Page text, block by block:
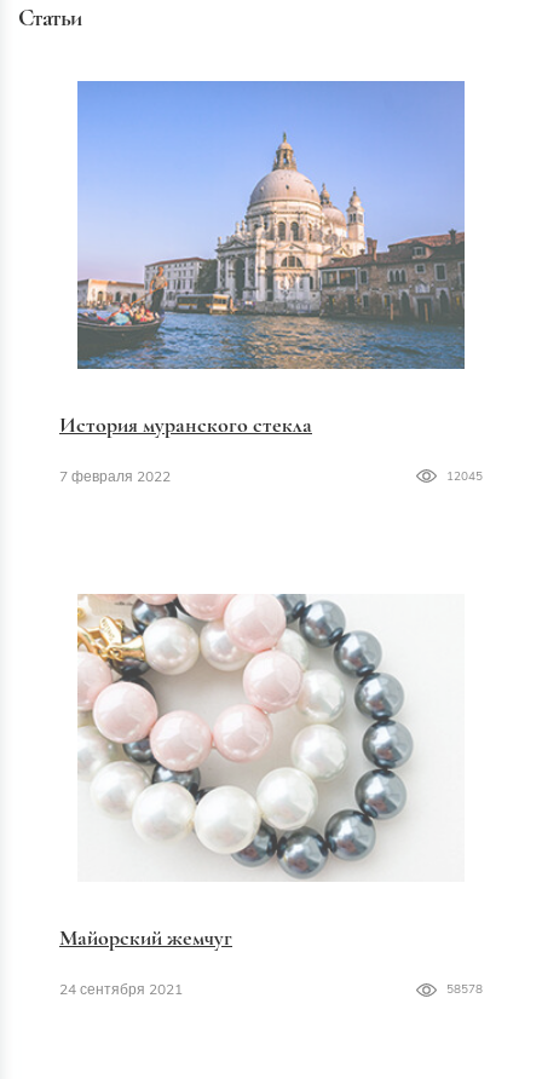
Статьи
История муранского стекла
7 февраля 2022 12045
Майорский жемчуг
24 сентября 2021 58578